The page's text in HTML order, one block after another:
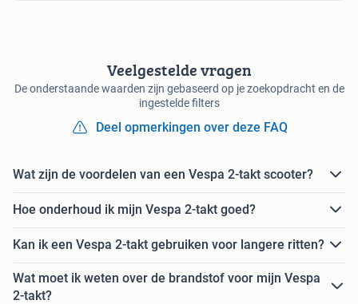
Veelgestelde vragen
De onderstaande waarden zijn gebaseerd op je zoekopdracht en de
ingestelde filters
Deel opmerkingen over deze FAQ
Wat zijn de voordelen van een Vespa 2-takt scooter?
Hoe onderhoud ik mijn Vespa 2-takt goed?
Kan ik een Vespa 2-takt gebruiken voor langere ritten?
Wat moet ik weten over de brandstof voor mijn Vespa
2-takt?